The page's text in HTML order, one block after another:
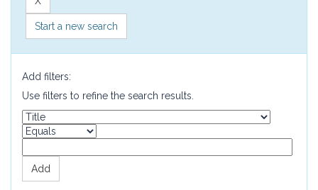
Start a new search
Add filters:
Use filters to refine the search results.